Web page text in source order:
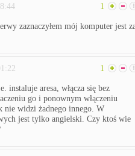
1
zaznaczyłem mój komputer jest
1
instaluje aresa, włącza się bez
go i ponownym włączeniu
nie widzi żadnego innego. W
jest tylko angielski. Czy ktoś wie